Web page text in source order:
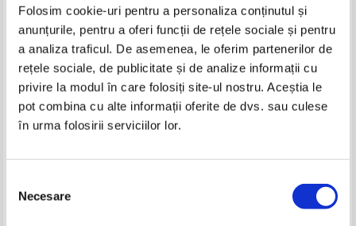
Folosim cookie-uri pentru a personaliza conținutul și
anunțurile, pentru a oferi funcții de rețele sociale și pentru
a analiza traficul. De asemenea, le oferim partenerilor de
rețele sociale, de publicitate și de analize informații cu
privire la modul în care folosiți site-ul nostru. Aceștia le
pot combina cu alte informații oferite de dvs. sau culese
în urma folosirii serviciilor lor.
consimțământului
Necesare
Mulk Raj Anand - Culii
Pret:10,00Lei 6,50 Lei
Adaugă în coș
Daphne du Maurier - Pasarile.
Povestiri si nuvele
Pret:13,00Lei 9,10 Lei
Adaugă în coș